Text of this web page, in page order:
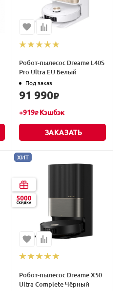
Робот-пылесос Dreame L40S
Pro Ultra EU Белый
Под заказ
91 990₽
+919₽Кэшбэк
ЗАКАЗАТЬ
ХИТ
Робот-пылесос Dreame X50
Ultra Complete Чёрный